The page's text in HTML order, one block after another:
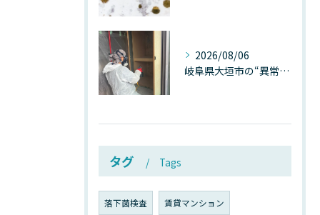
2026/08/06
岐阜県大垣市の“異常に高い気温”が建物内部を腐らせる──深層カビが爆発的に増える本当の理由
タグ Tags
落下菌検査 賃貸マンション